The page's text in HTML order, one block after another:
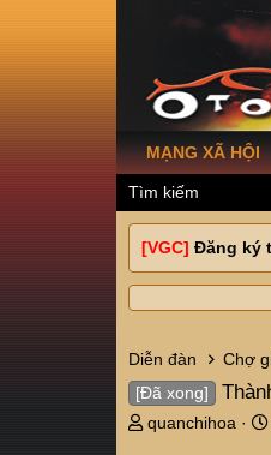
MẠNG XÃ HỘI
Tìm kiếm
[VGC] Đăng ký
Diễn đàn Chợ
[Đã xong]
T
quanchihoa